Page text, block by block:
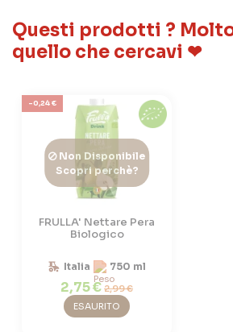
Questi prodotti ?
quello che cercavi ❤
-0,24 €
Non Disponibile
Scopri perchè?
FRULLA' Nettare Pera
Biologico
Italia 750 ml
2,75 €2,99 €
ESAURITO